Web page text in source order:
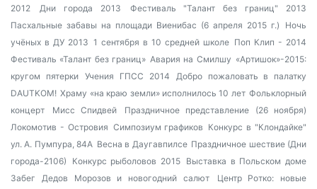
2012
Дни города 2013
Фестиваль "Талант без границ" 2013
Пасхальные забавы на площади Виенибас (6 апреля 2015 г.)
Ночь
учёных в ДУ 2013 1 сентября в 10 средней школе Поп Клип - 2014
Фестиваль «Талант без границ» Авария на Смилшу «Артишок»-2015:
кругом пятерки
Учения ГПСС 2014
Добро пожаловать в палатку
DAUTKOM! Храму «на краю земли» исполнилось 10 лет Фольклорный
концерт
Мисс Спидвей
Праздничное представление (26 ноября)
Локомотив - Островия Симпозиум графиков Конкурс в "Клондайке"
ул. А. Пумпура, 84А Весна в Даугавпилсе Праздничное шествие (Дни
города-2106)
Конкурс рыболовов 2015 Выставка в Польском доме
Забег Дедов Морозов и новогодний салют
Центр Ротко: новые